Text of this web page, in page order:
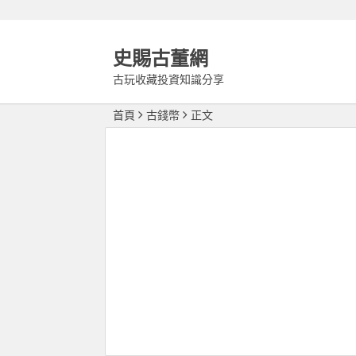
史賜古董網
古玩收藏投資知識分享
首頁 古錢幣 正文